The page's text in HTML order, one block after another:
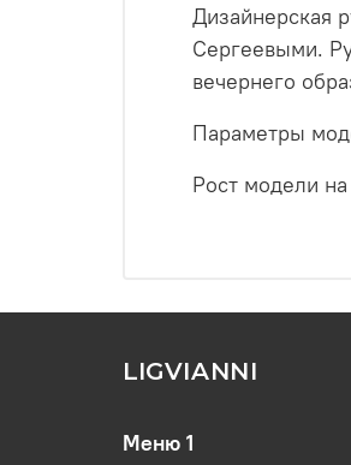
Дизайнерская
Сергеевыми.
вечернего
Параметры
Рост модели
LIGVIANNI
Меню 1